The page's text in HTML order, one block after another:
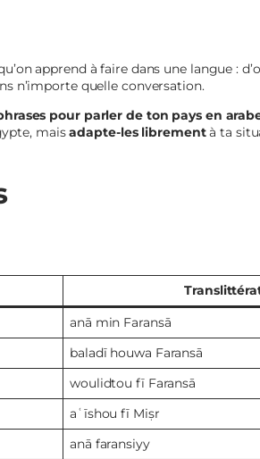
apprend à faire dans une langue :
n’importe quelle conversation.
pour parler de ton pays en
maisadapte-les librementà ta
anā min Faransā
baladī houwa Faransā
woulidtou fī Faransā
aʿīshou fī Miṣr
anā faransiyy